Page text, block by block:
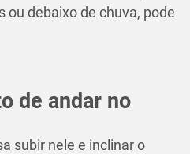
ou debaixo de chuva, pode
de andar no
subir nele e inclinar o